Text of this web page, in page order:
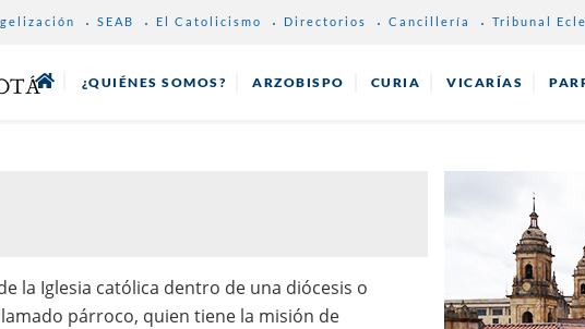
SEAB El Catolicismo Directorios Cancillería Tribunal
¿QUIÉNES SOMOS? ARZOBISPO CURIA VICARÍAS
la Iglesia católica dentro de una diócesis o
párroco, quien tiene la misión de